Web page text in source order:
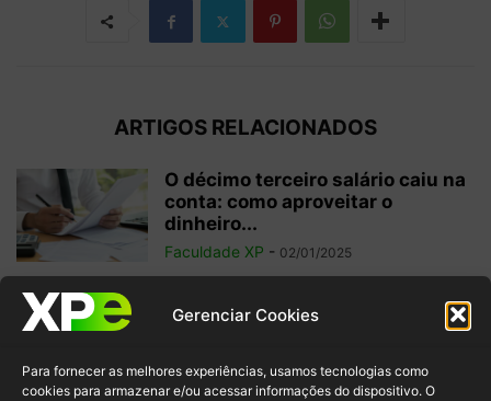
Gerenciar Cookies
Para fornecer as melhores experiências, usamos tecnologias como
cookies para armazenar e/ou acessar informações do dispositivo. O
ARTIGOS RELACIONADOS
O décimo terceiro salário caiu na
conta: como aproveitar o
dinheiro...
Faculdade XP - 02/01/2025
Investimentos internacionais:
vale a pena investir fora do
Faculdade XP - 04/10/2024